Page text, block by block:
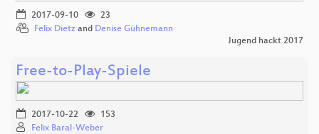
2017-09-10
23
Felix Dietz and Denise Gühnemann
Jugend hackt 2017
Free-to-Play-Spiele
2017-10-22
153
Felix Baral-Weber